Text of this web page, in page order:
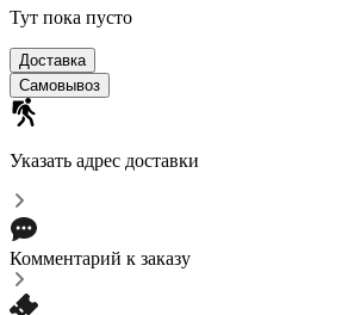
Тут пока пусто
Доставка
Самовывоз
Указать адрес доставки
Комментарий к заказу